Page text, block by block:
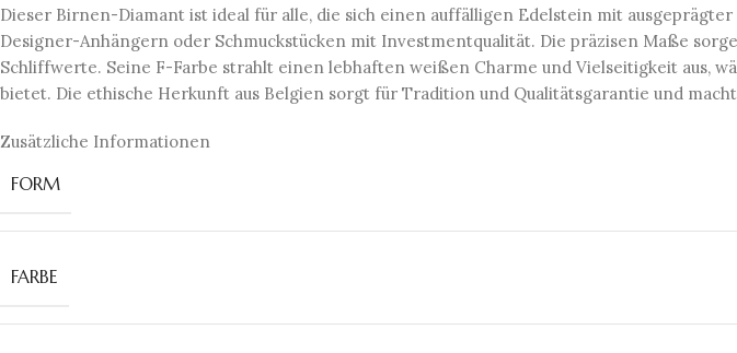
Dieser Birnen-Diamant ist ideal für alle, die sich einen auffälligen Edelstein mit
Designer-Anhängern oder Schmuckstücken mit Investmentqualität. Die präzisen Maße
Schliffwerte. Seine F-Farbe strahlt einen lebhaften weißen Charme und Vielseitigkeit aus,
bietet. Die ethische Herkunft aus Belgien sorgt für Tradition und Qualitätsgarantie und
Zusätzliche Informationen
FORM
FARBE